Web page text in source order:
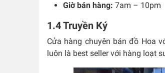
Giờ bán hàng: 7am – 10pm
1.4 Truyền Ký
Cửa hàng chuyên bán đồ Hoa
luôn là best seller với hàng loạt